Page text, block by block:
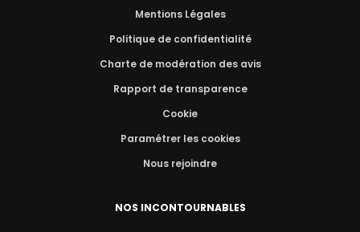
Mentions Légales
Politique de confidentialité
Charte de modération des avis
Rapport de transparence
Cookie
Paramétrer les cookies
Nous rejoindre
NOS INCONTOURNABLES